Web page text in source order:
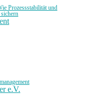
Prozessstabilität und
e.V.